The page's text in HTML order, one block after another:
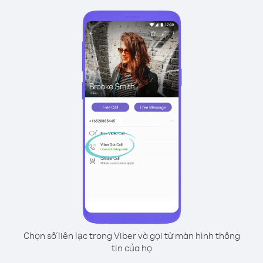
Chọn số liên lạc trong Viber và gọi từ màn hình thông
tin của họ